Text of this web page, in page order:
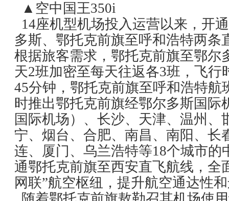
▲空中国王350i
14座机型机场投入运营以来，开
多斯、鄂托克前旗至呼和浩特两条
根据旅客需求，鄂托克前旗至鄂尔
天2班加密至每天往返各3班，飞行
45分钟，鄂托克前旗至呼和浩特航
时推出鄂托克前旗经鄂尔多斯国际
国际机场）、长沙、天津、温州、
宁、烟台、合肥、南昌、南阳、长
连、厦门、乌兰浩特等18个城市的
通鄂托克前旗至西安直飞航线，全
网联”航空枢纽，提升航空通达性